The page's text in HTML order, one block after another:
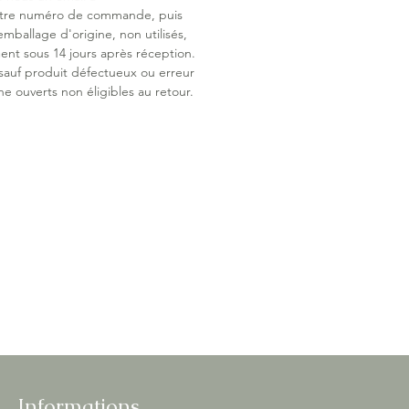
USB-C ;
Flow Amsterdam
numéro de commande, puis
d'origine, non utilisés,
sous 14 jours après réception.
produit défectueux ou erreur
ouverts non éligibles au retour.